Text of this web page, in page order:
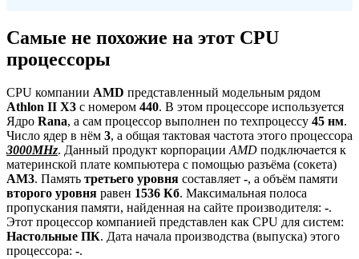
Самые не похожие на этот CPU
процессоры
CPU компании AMD представленный модельным рядом
Athlon II X3 с номером 440. В этом процессоре используется
Ядро Rana, а сам процессор выполнен по техпроцессу 45 нм.
Число ядер в нём 3, а общая тактовая частота этого процессора
3000MHz. Данный продукт корпорацииAMD подключается к
материнской плате компьютера с помощью разъёма (сокета)
AM3. Память третьего уровня составляет -, а объём памяти
второго уровня равен 1536 Кб. Максимальная полоса
пропускания памяти, найденная на сайте производителя: -.
Этот процессор компанией представлен как CPU для систем:
Настольные ПК. Дата начала производства (выпуска) этого
процессора: -.